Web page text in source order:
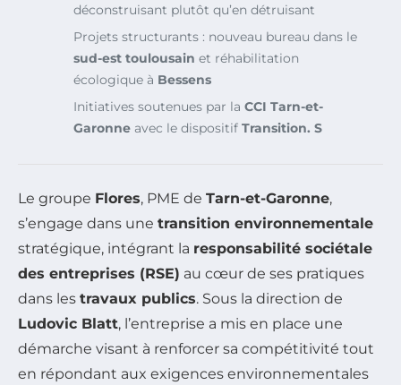
déconstruisant plutôt qu’en détruisant
Projets structurants : nouveau bureau dans le
sud-est toulousain et réhabilitation
écologique à Bessens
Initiatives soutenues par la CCI Tarn-et-
Garonne avec le dispositif Transition. S
Le groupe Flores, PME de Tarn-et-Garonne,
s’engage dans une transition environnementale
stratégique, intégrant la responsabilité sociétale
des entreprises (RSE) au cœur de ses pratiques
dans les travaux publics. Sous la direction de
Ludovic Blatt, l’entreprise a mis en place une
démarche visant à renforcer sa compétitivité tout
en répondant aux exigences environnementales